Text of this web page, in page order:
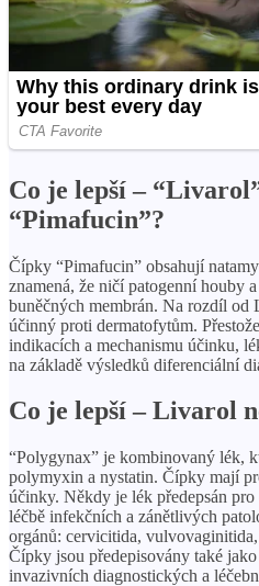
Co je lepší –
“Pimafucin”?
Čípky “Pimafucin” obsahují
znamená, že ničí patogenní houby
buněčných membrán. Na rozdíl od
účinný proti dermatofytům.
indikacích a mechanismu účinku,
na základě výsledků diferenciální
Co je lepší – Livarol
“Polygynax” je kombinovaný lék,
polymyxin a nystatin. Čípky mají
účinky. Někdy je lék předepsán
léčbě infekčních a zánětlivých
orgánů: cervicitida,
Čípky jsou předepisovány také
invazivních diagnostických a